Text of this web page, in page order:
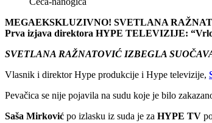
MEGAEKSKLUZIVNO! SVETLANA
Prva izjava direktora HYPE TELEVIZIJE: “Vrlo
SVETLANA RAŽNATOVIĆ IZBEGLA
Vlasnik i direktor Hype produkcije i Hype televizije,
Pevačica se nije pojavila na sudu koje je bilo
Saša Mirković po izlasku iz suda je za HYPE TV